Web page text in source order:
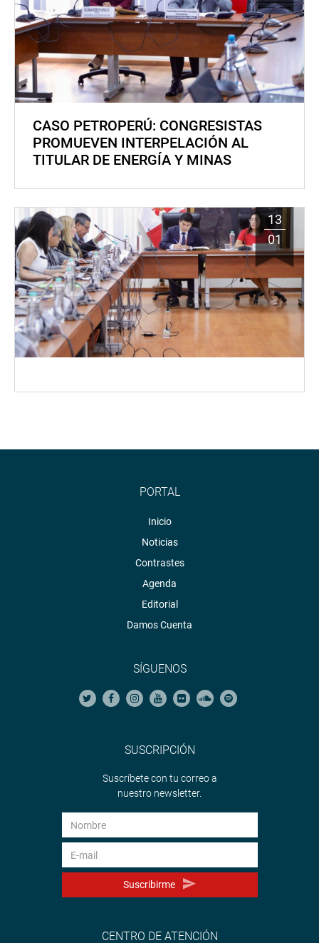
CASO PETROPERÚ: CONGRESISTAS
PROMUEVEN INTERPELACIÓN AL
TITULAR DE ENERGÍA Y MINAS
13
01
PORTAL
Inicio
Noticias
Contrastes
Agenda
Editorial
Damos Cuenta
SÍGUENOS
SUSCRIPCIÓN
Suscríbete con tu correo a
nuestro newsletter.
Suscribirme
CENTRO DE ATENCIÓN